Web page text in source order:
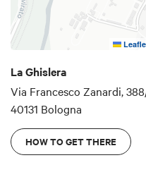
La Ghislera
Via Francesco Zanardi,
40131 Bologna
HOW TO GET THERE